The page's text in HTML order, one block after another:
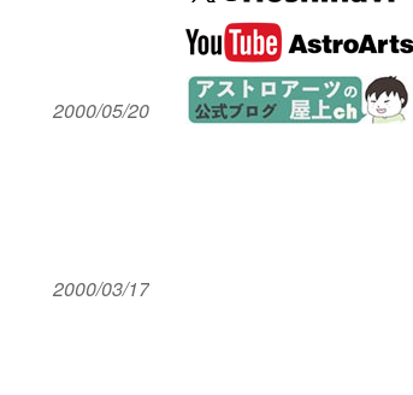
2000/05/20
2000/03/17